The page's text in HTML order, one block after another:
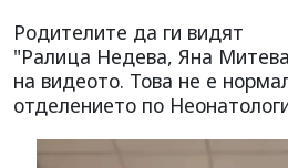
Родителите да ги видят
"Ралица Недева, Яна
на видеото. Това не е
отделението по